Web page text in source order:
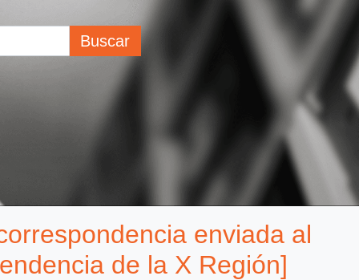
Buscar
enviada al
de la X Región]